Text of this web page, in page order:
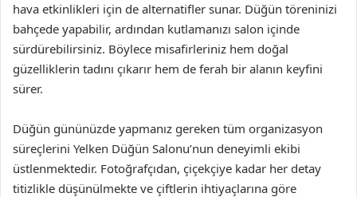
hava etkinlikleri için de alternatifler sunar. Düğün töreninizi
bahçede yapabilir, ardından kutlamanızı salon içinde
sürdürebilirsiniz. Böylece misafirleriniz hem doğal
güzelliklerin tadını çıkarır hem de ferah bir alanın keyfini
sürer.
Düğün gününüzde yapmanız gereken tüm organizasyon
süreçlerini Yelken Düğün Salonu’nun deneyimli ekibi
üstlenmektedir. Fotoğrafçıdan, çiçekçiye kadar her detay
titizlikle düşünülmekte ve çiftlerin ihtiyaçlarına göre